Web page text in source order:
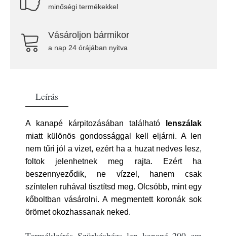
minőségi termékekkel
Vásároljon bármikor
a nap 24 órájában nyitva
Leírás
A kanapé kárpitozásában található
lenszálak
miatt különös gondossággal kell eljárni. A len
nem tűri jól a vizet, ezért ha a huzat nedves lesz,
foltok jelenhetnek meg rajta. Ezért ha
beszennyeződik, ne vízzel, hanem csak
színtelen ruhával tisztítsd meg. Olcsóbb, mint egy
kőboltban vásárolni. A megmentett koronák sok
örömet okozhassanak neked.